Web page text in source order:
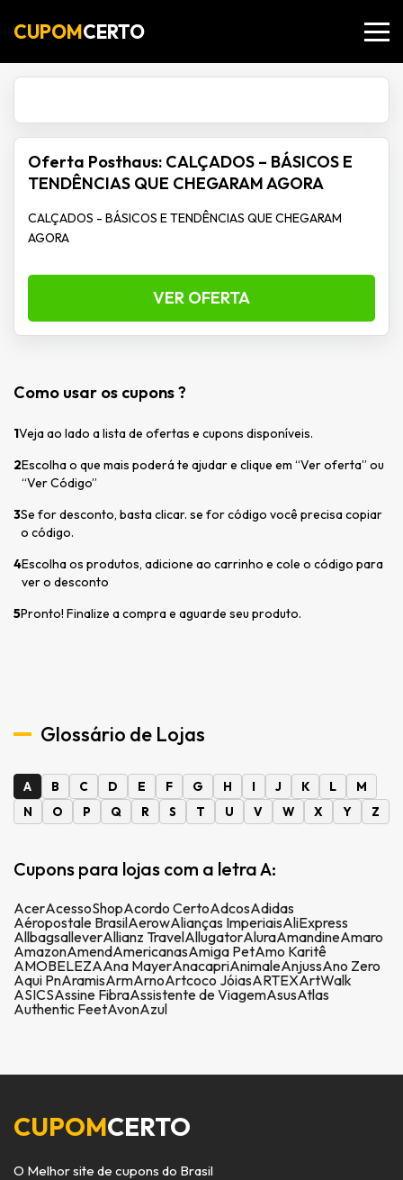
CUPOMCERTO
Oferta Posthaus: CALÇADOS – BÁSICOS E
TENDÊNCIAS QUE CHEGARAM AGORA
CALÇADOS - BÁSICOS E TENDÊNCIAS QUE CHEGARAM
AGORA
VER OFERTA
Como usar os cupons ?
1Veja ao lado a lista de ofertas e cupons disponíveis.
2Escolha o que mais poderá te ajudar e clique em “Ver oferta” ou
“Ver Código”
3Se for desconto, basta clicar. se for código você precisa copiar
o código.
4Escolha os produtos, adicione ao carrinho e cole o código para
ver o desconto
5Pronto! Finalize a compra e aguarde seu produto.
Glossário de Lojas
A B C D E F G H I J K L
M
N
O P Q R S T U V W X Y Z
Cupons para lojas com a letra A:
AcerAcessoShopAcordo CertoAdcosAdidas
Aéropostale BrasilAerowAlianças ImperiaisAliExpress
AllbagsalleverAllianz TravelAllugatorAluraAmandineAmaro
AmazonAmendAmericanasAmiga PetAmo Karitê
AMOBELEZAAna MayerAnacapriAnimaleAnjussAno Zero
Aqui PnAramisArmArnoArtcoco JóiasARTEXArtWalk
ASICSAssine FibraAssistente de ViagemAsusAtlas
Authentic FeetAvonAzul
CUPOMCERTO
O Melhor site de cupons do Brasil